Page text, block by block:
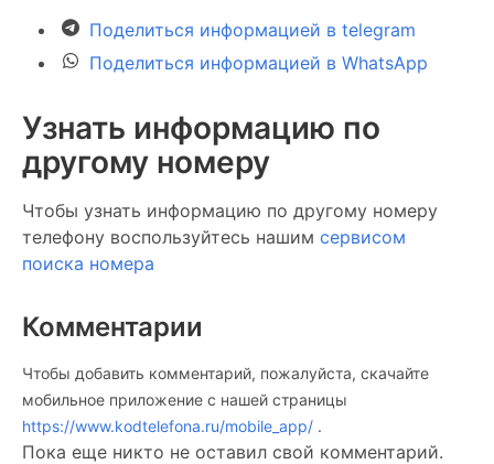
Поделиться информацией в telegram
Поделиться информацией в WhatsApp
Узнать информацию по
другому номеру
Чтобы узнать информацию по другому номеру
телефону воспользуйтесь нашим сервисом
поиска номера
Комментарии
Чтобы добавить комментарий, пожалуйста, скачайте
мобильное приложение c нашей страницы
https://www.kodtelefona.ru/mobile_app/ .
Пока еще никто не оставил свой комментарий.